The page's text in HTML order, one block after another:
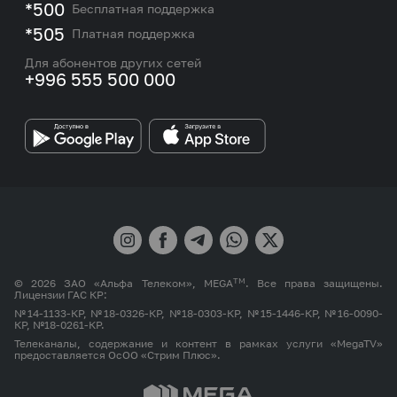
Подбор номера
M2M
Контакты сотрудников отдела по работе с
корпоративными и VIP клиентами
Карта покрытия сети и центров обслуживания
Работа в MEGA
Бренд MEGA
*500 Бесплатная поддержка
*505 Платная поддержка
Для абонентов других сетей
+996 555 500 000
© 2026 ЗАО «Альфа Телеком», MEGATM. Все права защищены.
Лицензии ГАС КР:
№14-1133-КР, №18-0326-КР, №18-0303-КР, №15-1446-КР, №16-0090-
КР, №18-0261-КР.
Телеканалы, содержание и контент в рамках услуги «MegaTV»
предоставляется ОсОО «Стрим Плюс».